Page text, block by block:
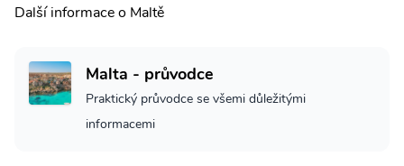
Další informace o Maltě
Malta - průvodce
Praktický průvodce se všemi důležitými
informacemi